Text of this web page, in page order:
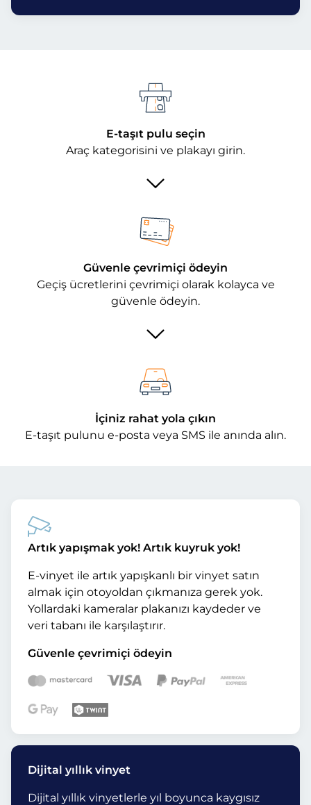
E-taşıt pulu seçin
Araç kategorisini ve plakayı girin.
Güvenle çevrimiçi ödeyin
Geçiş ücretlerini çevrimiçi olarak kolayca ve
güvenle ödeyin.
İçiniz rahat yola çıkın
E-taşıt pulunu e-posta veya SMS ile anında alın.
Artık yapışmak yok! Artık kuyruk yok!
E-vinyet ile artık yapışkanlı bir vinyet satın
almak için otoyoldan çıkmanıza gerek yok.
Yollardaki kameralar plakanızı kaydeder ve
veri tabanı ile karşılaştırır.
Güvenle çevrimiçi ödeyin
Dijital yıllık vinyet
Dijital yıllık vinyetlerle yıl boyunca kaygısız